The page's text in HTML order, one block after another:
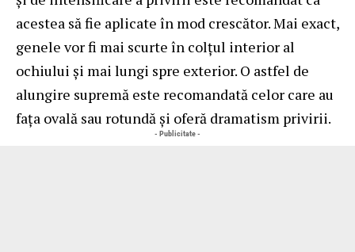
acestea să fie aplicate în mod crescător. Mai exact,
genele vor fi mai scurte în colțul interior al
ochiului și mai lungi spre exterior. O astfel de
alungire supremă este recomandată celor care au
fața ovală sau rotundă și oferă dramatism privirii.
- Publicitate -